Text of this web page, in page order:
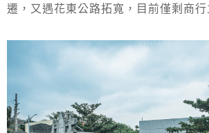
遷，又遇花東公路拓寬，目前僅剩商行